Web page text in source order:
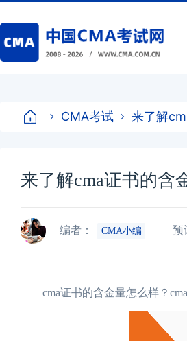
CMA考试 来了解
来了解cma证书的含
编者： CMA小编 预
cma证书的含金量怎么样？cma